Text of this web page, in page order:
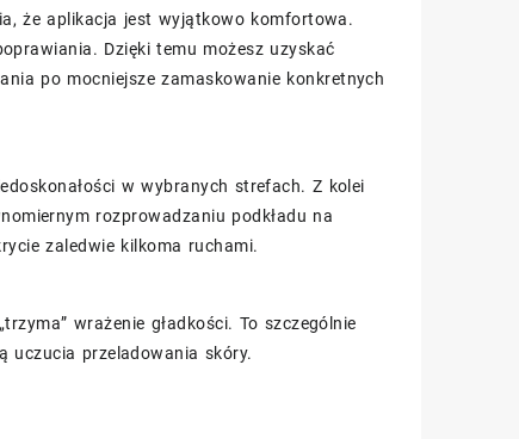
że aplikacja jest wyjątkowo komfortowa.
Dzięki temu możesz uzyskać
po mocniejsze zamaskowanie konkretnych
w wybranych strefach. Z kolei
rozprowadzaniu podkładu na
zaledwie kilkoma ruchami.
wrażenie gładkości. To szczególnie
uczucia przeladowania skóry.